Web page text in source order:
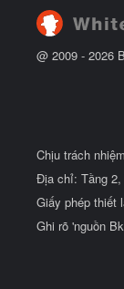
@ 2009 - 2026
Chịu trách
Địa chỉ: Tầng 2,
Giấy phép thiết
Ghi rõ 'nguồn